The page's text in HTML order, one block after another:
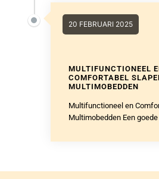
20 FEBRUARI 2025
MULTIFUNCTIONEEL
COMFORTABEL
MULTIMOBEDDEN
Multifunctioneel en
Multimobedden Een